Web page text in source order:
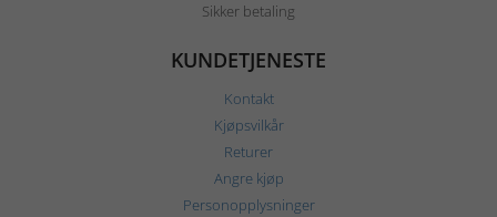
Sikker betaling
KUNDETJENESTE
Kontakt
Kjøpsvilkår
Returer
Angre kjøp
Personopplysninger